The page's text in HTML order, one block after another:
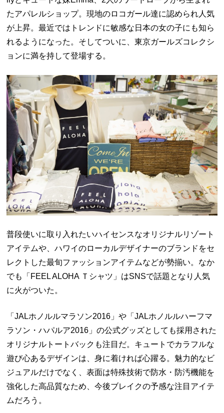
たアパレルショップ。現地のロコガール達に認められ人気
が上昇。最近ではトレンドに敏感な日本の女の子にも知ら
れるようになった。そしてついに、東京ガールズコレクシ
ョンに満を持して登場する。
普段使いに取り入れたいハイセンスなオリジナルリゾート
アイテムや、ハワイのローカルデザイナーのブランドをセ
レクトした最旬ファッションアイテムなどが勢揃い。なか
でも
「FEEL ALOHA Ｔシャツ」はSNSで話題となり人気
に火がついた。
「JALホノルルマラソン2016」や「JALホノルルハーフマ
ラソン・ハパルア2016」の公式グッズとしても採用された
オリジナルトートバックも注目だ。キュートでカラフルな
遊び心あるデザインは、身に着ければ心躍る。魅力的なビ
ジュアルだけでなく、表面は特殊技術で防水・防汚機能を
強化した高品質なため、今後ブレイクの予感な注目アイテ
ムだろう。